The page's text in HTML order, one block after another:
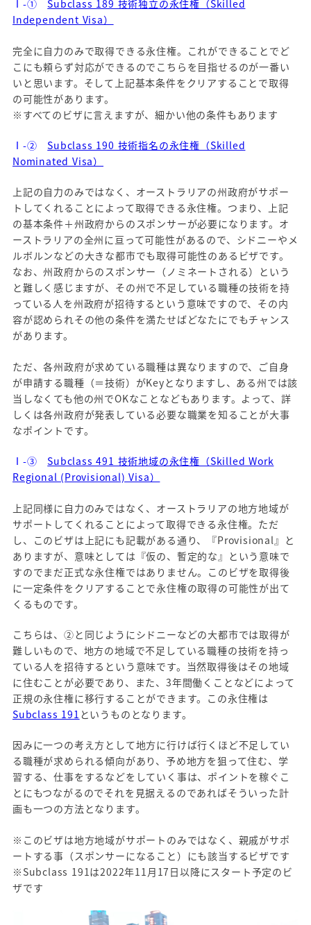
Ⅰ-①
Subclass 189 技術独立の永住権（Skilled
Independent Visa）
完全に自力のみで取得できる永住権。これができることでど
こにも頼らず対応ができるのでこちらを目指せるのが一番い
いと思います。そして上記基本条件をクリアすることで取得
の可能性があります。
※すべてのビザに言えますが、細かい他の条件もあります
Ⅰ-②
Subclass 190 技術指名の永住権（Skilled
Nominated Visa）
上記の自力のみではなく、オーストラリアの州政府がサポー
トしてくれることによって取得できる永住権。つまり、上記
の基本条件＋州政府からのスポンサーが必要になります。オ
ーストラリアの全州に亘って可能性があるので、シドニーやメ
ルボルンなどの大きな都市でも取得可能性のあるビザです。
なお、州政府からのスポンサー（ノミネートされる）という
と難しく感じますが、その州で不足している職種の技術を持
っている人を州政府が招待するという意味ですので、その内
容が認められその他の条件を満たせばどなたにでもチャンス
があります。
ただ、各州政府が求めている職種は異なりますので、ご自身
が申請する職種（＝技術）がKeyとなりますし、ある州では該
当しなくても他の州でOKなことなどもあります。よって、詳
しくは各州政府が発表している必要な職業を知ることが大事
なポイントです。
Ⅰ-③
Subclass 491 技術地域の永住権（Skilled Work
Regional (Provisional) Visa）
上記同様に自力のみではなく、オーストラリアの地方地域が
サポートしてくれることによって取得できる永住権。ただ
し、このビザは上記にも記載がある通り、『Provisional』と
ありますが、意味としては『仮の、暫定的な』という意味で
すのでまだ正式な永住権ではありません。このビザを取得後
に一定条件をクリアすることで永住権の取得の可能性が出て
くるものです。
こちらは、②と同じようにシドニーなどの大都市では取得が
難しいもので、地方の地域で不足している職種の技術を持っ
ている人を招待するという意味です。当然取得後はその地域
に住むことが必要であり、また、3年間働くことなどによって
正規の永住権に移行することができます。この永住権は
Subclass 191 というものとなります。
因みに一つの考え方として地方に行けば行くほど不足してい
る職種が求められる傾向があり、予め地方を狙って住む、学
習する、仕事をするなどをしていく事は、ポイントを稼ぐこ
とにもつながるのでそれを見据えるのであればそういった計
画も一つの方法となります。
※このビザは地方地域がサポートのみではなく、親戚がサポ
ートする事（スポンサーになること）にも該当するビザです
※Subclass 191は2022年11月17日以降にスタート予定のビ
ザです